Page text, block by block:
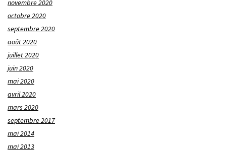
novembre 2020
octobre 2020
septembre 2020
août 2020
juillet 2020
juin 2020
mai 2020
avril 2020
mars 2020
septembre 2017
mai 2014
mai 2013